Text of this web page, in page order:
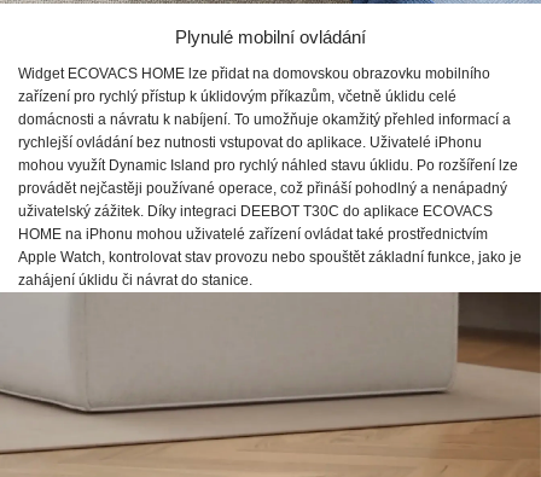
Plynulé mobilní ovládání
Widget ECOVACS HOME lze přidat na domovskou obrazovku mobilního
zařízení pro rychlý přístup k úklidovým příkazům, včetně úklidu celé
domácnosti a návratu k nabíjení. To umožňuje okamžitý přehled informací a
rychlejší ovládání bez nutnosti vstupovat do aplikace. Uživatelé iPhonu
mohou využít Dynamic Island pro rychlý náhled stavu úklidu. Po rozšíření lze
provádět nejčastěji používané operace, což přináší pohodlný a nenápadný
uživatelský zážitek. Díky integraci DEEBOT T30C do aplikace ECOVACS
HOME na iPhonu mohou uživatelé zařízení ovládat také prostřednictvím
Apple Watch, kontrolovat stav provozu nebo spouštět základní funkce, jako je
zahájení úklidu či návrat do stanice.